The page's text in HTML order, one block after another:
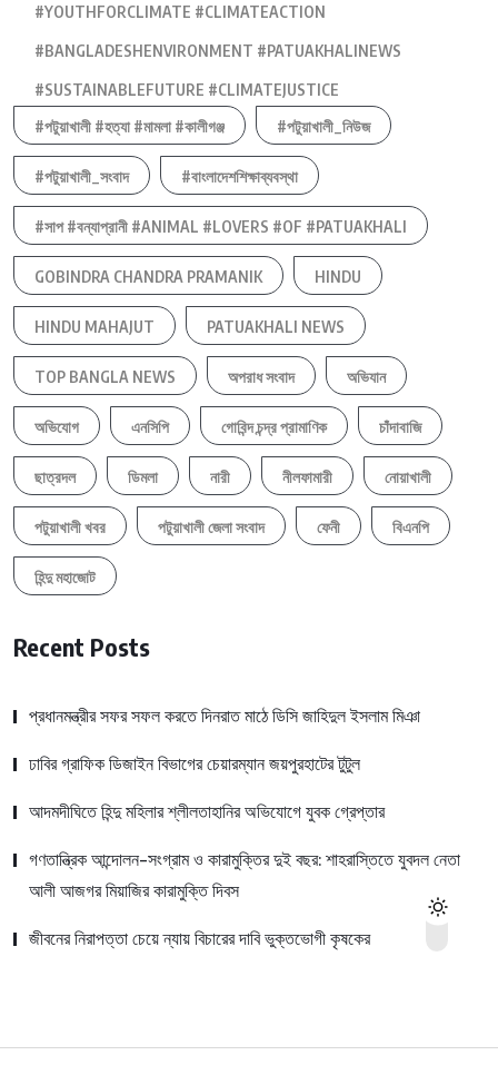
#YOUTHFORCLIMATE #CLIMATEACTION
#BANGLADESHENVIRONMENT #PATUAKHALINEWS
#SUSTAINABLEFUTURE #CLIMATEJUSTICE
#পটুয়াখালী #হত্যা #মামলা #কালীগঞ্জ
#পটুয়াখালী_নিউজ
#পটুয়াখালী_সংবাদ #বাংলাদেশশিক্ষাব্যবস্থা
#সাপ #বন্যাপ্রানী #ANIMAL #LOVERS #OF #PATUAKHALI
GOBINDRA CHANDRA PRAMANIK HINDU
HINDU MAHAJUT PATUAKHALI NEWS
TOP BANGLA NEWS অপরাধ সংবাদ অভিযান
অভিযোগ এনসিপি গোবিন্দ চন্দ্র প্রামাণিক চাঁদাবাজি
ছাত্রদল ডিমলা নারী নীলফামারী নোয়াখালী
পটুয়াখালী খবর পটুয়াখালী জেলা সংবাদ ফেনী বিএনপি
হিন্দু মহাজোট
Recent Posts
প্রধানমন্ত্রীর সফর সফল করতে দিনরাত মাঠে ডিসি জাহিদুল ইসলাম মিঞা
ঢাবির গ্রাফিক ডিজাইন বিভাগের চেয়ারম্যান জয়পুরহাটের টুটুল
আদমদীঘিতে হিন্দু মহিলার শ্লীলতাহানির অভিযোগে যুবক গ্রেপ্তার
গণতান্ত্রিক আন্দোলন-সংগ্রাম ও কারামুক্তির দুই বছর: শাহরাস্তিতে যুবদল নেতা
আলী আজগর মিয়াজির কারামুক্তি দিবস
জীবনের নিরাপত্তা চেয়ে ন্যায় বিচারের দাবি ভুক্তভোগী কৃষকের